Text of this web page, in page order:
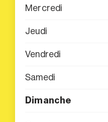
Mercredi
Jeudi
Vendredi
Samedi
Dimanche